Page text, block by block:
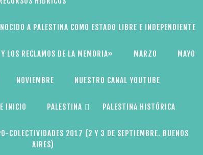
A PALESTINA COMO ESTADO LIBRE E INDEPENDIENTE
RECLAMOS DE LA MEMORIA» MARZO MAYO
NOVIEMBRE NUESTRO CANAL YOUTUBE
INICIO PALESTINA PALESTINA HISTÓRICA
COLECTIVIDADES 2017 (2 Y 3 DE SEPTIEMBRE. BUENOS
AIRES)